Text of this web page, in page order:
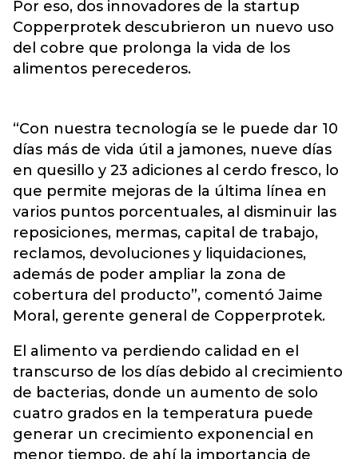
Por eso, dos innovadores de la startup
Copperprotek descubrieron un nuevo uso
del cobre que prolonga la vida de los
alimentos perecederos.
“Con nuestra tecnología se le puede dar 10
días más de vida útil a jamones, nueve días
en quesillo y 23 adiciones al cerdo fresco, lo
que permite mejoras de la última línea en
varios puntos porcentuales, al disminuir las
reposiciones, mermas, capital de trabajo,
reclamos, devoluciones y liquidaciones,
además de poder ampliar la zona de
cobertura del producto”, comentó Jaime
Moral, gerente general de Copperprotek.
El alimento va perdiendo calidad en el
transcurso de los días debido al crecimiento
de bacterias, donde un aumento de solo
cuatro grados en la temperatura puede
generar un crecimiento exponencial en
menor tiempo, de ahí la importancia de